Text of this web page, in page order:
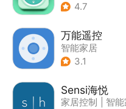
4.7
万能遥控
智能家居
3.1
Sensi海悦
家居控制
智